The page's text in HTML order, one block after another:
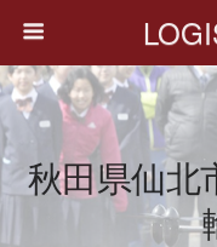
秋田県仙北